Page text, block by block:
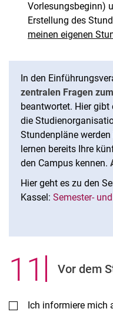
Vorlesungsbeginn)
Erstellung des
meinen eigenen
In den
zentralen Fragen
beantwortet. Hier
die
Stundenpläne
lernen bereits Ihre
den Campus kennen.
Hier geht es zu den
Kassel: Semester-
11. Vor dem
Ich informiere mich